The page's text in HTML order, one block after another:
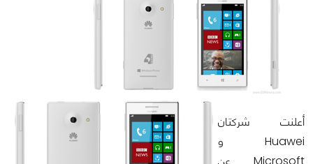
أعلنت شركتان
Huawei و